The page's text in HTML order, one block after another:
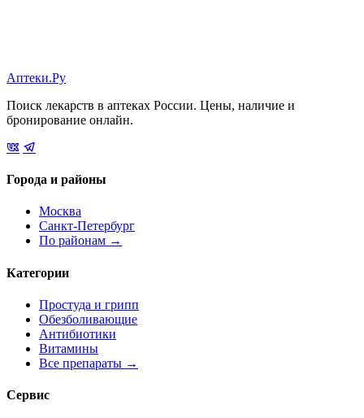
Аптеки.Ру
Поиск лекарств в аптеках России. Цены, наличие и
бронирование онлайн.
Города и районы
Москва
Санкт-Петербург
По районам →
Категории
Простуда и грипп
Обезболивающие
Антибиотики
Витамины
Все препараты →
Сервис